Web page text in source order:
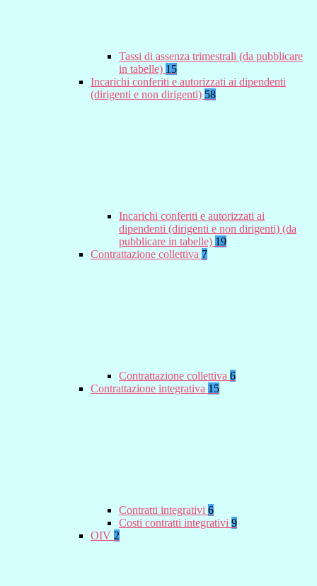
Tassi di assenza trimestrali (da pubblicare
in tabelle) 15
Incarichi conferiti e autorizzati ai dipendenti
(dirigenti e non dirigenti) 58
Incarichi conferiti e autorizzati ai
dipendenti (dirigenti e non dirigenti) (da
pubblicare in tabelle) 19
Contrattazione collettiva 7
Contrattazione collettiva 6
Contrattazione integrativa 15
Contratti integrativi 6
Costi contratti integrativi 9
OIV 2